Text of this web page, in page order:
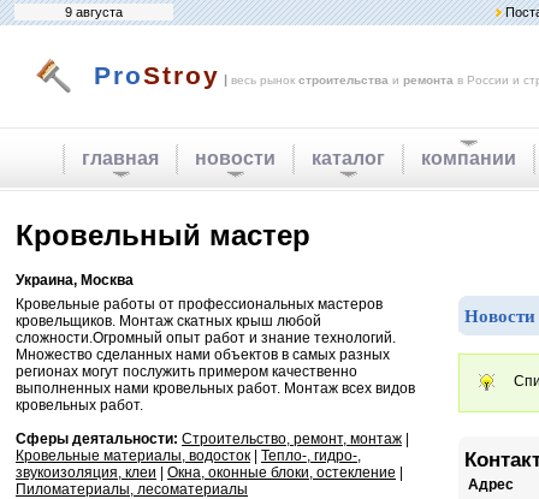
9 августа
ProStroy | весь рынок строительства и ремонта в России и
главная новости каталог компании
Кровельный мастер
Украина, Москва
Кровельные работы от профессиональных мастеров
кровельщиков. Монтаж скатных крыш любой
сложности.Огромный опыт работ и знание технологий.
Множество сделанных нами объектов в самых разных
регионах могут послужить примером качественно
выполненных нами кровельных работ. Монтаж всех видов
кровельных работ.
Сферы деятальности: Строительство, ремонт, монтаж
Кровельные материалы, водосток
Тепло-, гидро-,
звукоизоляция, клеи
Окна, оконные блоки, остекление
Пиломатериалы, лесоматериалы
Адрес